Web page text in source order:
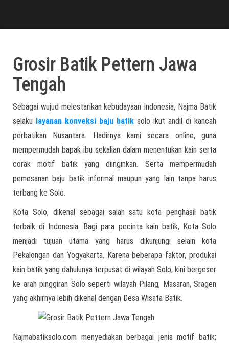
Grosir Batik Pettern Jawa
Tengah
Sebagai wujud melestarikan kebudayaan Indonesia, Najma Batik
selaku layanan konveksi baju batik solo ikut andil di kancah
perbatikan Nusantara. Hadirnya kami secara online, guna
mempermudah bapak ibu sekalian dalam menentukan kain serta
corak motif batik yang diinginkan. Serta mempermudah
pemesanan baju batik informal maupun yang lain tanpa harus
terbang ke Solo.
Kota Solo, dikenal sebagai salah satu kota penghasil batik
terbaik di Indonesia. Bagi para pecinta kain batik, Kota Solo
menjadi tujuan utama yang harus dikunjungi selain kota
Pekalongan dan Yogyakarta. Karena beberapa faktor, produksi
kain batik yang dahulunya terpusat di wilayah Solo, kini bergeser
ke arah pinggiran Solo seperti wilayah Pilang, Masaran, Sragen
yang akhirnya lebih dikenal dengan Desa Wisata Batik.
Najmabatiksolo.com menyediakan berbagai jenis motif batik;